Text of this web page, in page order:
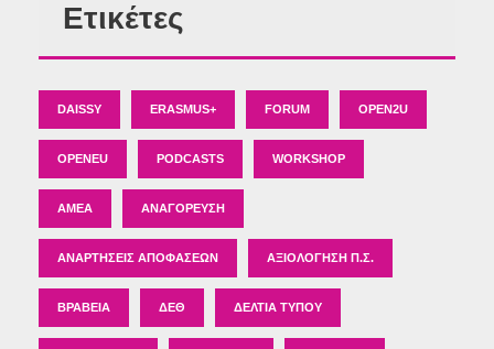
Ετικέτες
DAISSY ERASMUS+ FORUM OPEN2U
OPENEU PODCASTS WORKSHOP
ΑΜΕΑ ΑΝΑΓΌΡΕΥΣΗ
ΑΝΑΡΤΉΣΕΙΣ ΑΠΟΦΆΣΕΩΝ ΑΞΙΟΛΌΓΗΣΗ Π.Σ.
ΒΡΑΒΕΊΑ ΔΕΘ ΔΕΛΤΊΑ ΤΎΠΟΥ